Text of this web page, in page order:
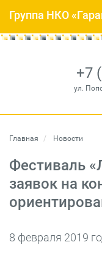
+7
ул.
Группа НКО
Главная Новости
Фестиваль
заявок на
8 февраля 2019